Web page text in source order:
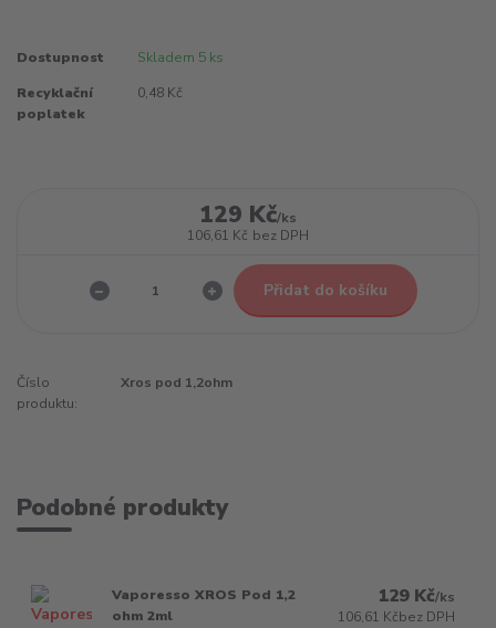
Dostupnost Skladem 5 ks
Recyklační
poplatek
0,48 Kč
129 Kč/ks
106,61 Kč bez DPH
Přidat do košíku
Číslo
produktu:
Xros pod 1,2ohm
Podobné produkty
Vaporesso XROS Pod 1,2
ohm 2ml
129 Kč/ks
106,61 Kčbez DPH